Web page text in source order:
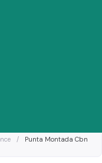
/
Punta Montada Cbn